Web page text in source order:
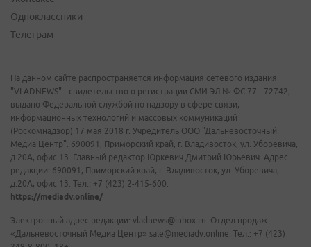
Одноклассники
Телеграм
На данном сайте распространяется информация сетевого издания
"VLADNEWS" - свидетельство о регистрации СМИ ЭЛ № ФС 77 - 72742,
выдано Федеральной службой по надзору в сфере связи,
информационных технологий и массовых коммуникаций
(Роскомнадзор) 17 мая 2018 г. Учредитель ООО "Дальневосточный
Медиа Центр". 690091, Приморский край, г. Владивосток, ул. Уборевича,
д.20А, офис 13. Главный редактор Юркевич Дмитрий Юрьевич. Адрес
редакции: 690091, Приморский край, г. Владивосток, ул. Уборевича,
д.20А, офис 13. Тел.: +7 (423) 2-415-600.
https://mediadv.online/
Электронный адрес редакции: vladnews@inbox.ru. Отдел продаж
«Дальневосточный Медиа Центр» sale@mediadv.online. Тел.: +7 (423)